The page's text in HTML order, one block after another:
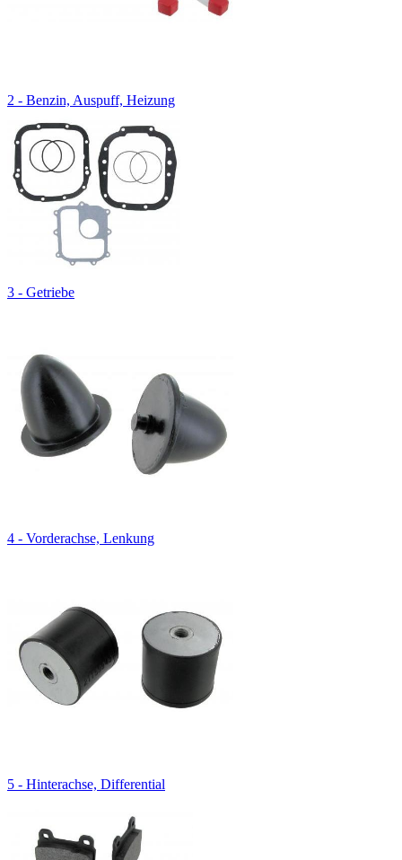
2 - Benzin, Auspuff, Heizung
3 - Getriebe
4 - Vorderachse, Lenkung
5 - Hinterachse, Differential